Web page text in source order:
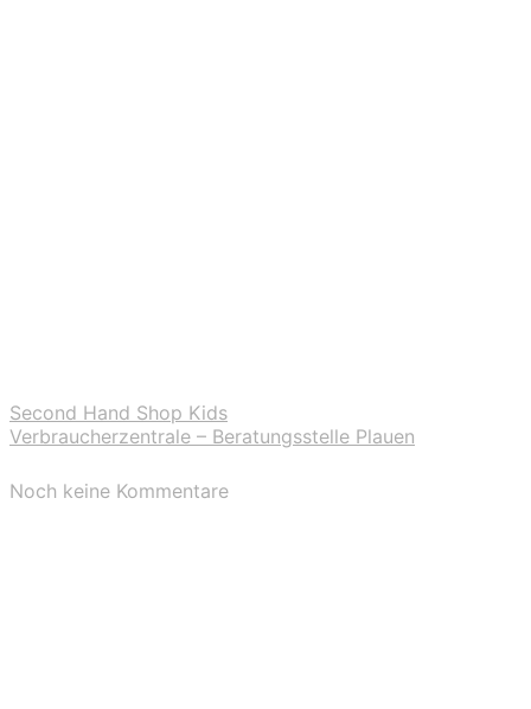
Second Hand Shop Kids
Verbraucherzentrale – Beratungsstelle Plauen
Noch keine Kommentare